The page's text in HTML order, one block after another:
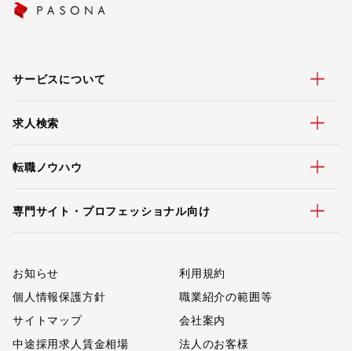
サービスについて
求人検索
転職ノウハウ
専門サイト・プロフェッショナル向け
お知らせ
利用規約
個人情報保護方針
職業紹介の範囲等
サイトマップ
会社案内
中途採用求人賃金相場
法人のお客様